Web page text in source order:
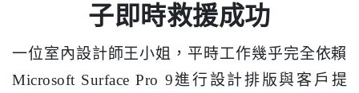
子即時救援成功
一位室內設計師王小姐，平時工作幾乎完全依賴
Microsoft Surface Pro 9進行設計排版與客戶提